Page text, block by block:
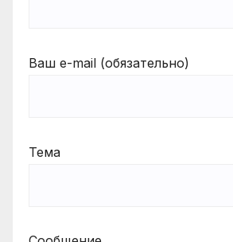
Ваш e-mail (обязательно)
Тема